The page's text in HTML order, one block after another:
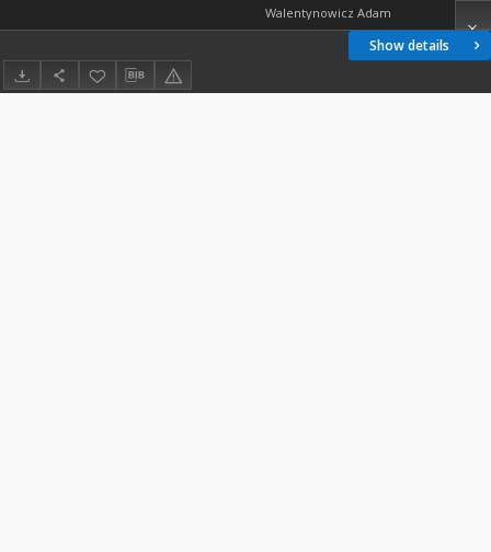
Show details
Walentynowicz Adam